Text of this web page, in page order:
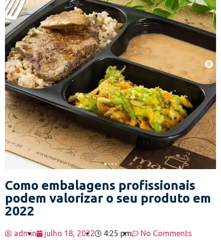
Como embalagens profissionais
podem valorizar o seu produto em
2022
admin julho 18, 2022 4:25 pm No Comments